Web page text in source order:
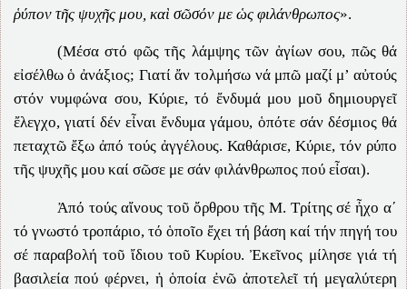
ῥύπον τῆς ψυχῆς μου, καὶ σῶσόν με ὡς φιλάνθρωπος».
(Μέσα στό φῶς τῆς λάμψης τῶν ἁγίων σου, πῶς θά
εἰσέλθω ὁ ἀνάξιος; Γιατί ἄν τολμήσω νά μπῶ μαζί μ’ αὐτούς
στόν νυμφώνα σου, Κύριε, τό ἔνδυμά μου μοῦ δημιουργεῖ
ἔλεγχο, γιατί δέν εἶναι ἔνδυμα γάμου, ὁπότε σάν δέσμιος θά
πεταχτῶ ἔξω ἀπό τούς ἀγγέλους. Καθάρισε, Κύριε, τόν ρύπο
τῆς ψυχῆς μου καί σῶσε με σάν φιλάνθρωπος πού εἶσαι).
Ἀπό τούς αἴνους τοῦ ὄρθρου τῆς Μ. Τρίτης σέ ἦχο α΄
τό γνωστό τροπάριο, τό ὁποῖο ἔχει τή βάση καί τήν πηγή του
σέ παραβολή τοῦ ἴδιου τοῦ Κυρίου. Ἐκεῖνος μίλησε γιά τή
βασιλεία πού φέρνει, ἡ ὁποία ἐνῶ ἀποτελεῖ τή μεγαλύτερη